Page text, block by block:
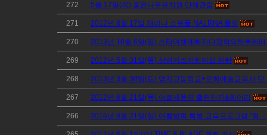
272 5월 17일(목) 좋은나무유치원 단체관람
271 2012년 8월 17일 채리나 쇼핑몰 NALRNA 촬영
270 2013년 10월 6일(일) 스타여행에빠지다장혁의하루에
269 2012년 5월 31일(목) 삼성키즈어린이집 관람
268 2013년 3월 30일(토) 명지고등학교+문화예술교육사
267 2012년 6월 21일(목) 아르세움의 출판단지&헤이리
266 2016년 8월 21일(일) 여름방학 특별 교육프로그램 "학…